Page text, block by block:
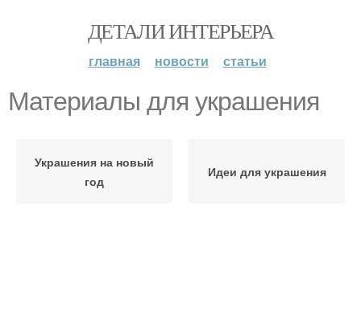
ДЕТАЛИ ИНТЕРЬЕРА
главная новости статьи
Материалы для украшения
Украшения на новый
год
Идеи для украшения